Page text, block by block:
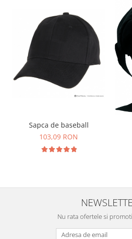
Sapca de baseball
103,09 RON
Nu rata ofertele si